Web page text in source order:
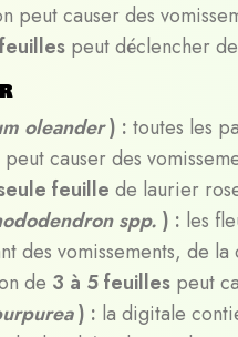
peut causer des
peut déclencher
oleander) : toutes les
peut causer des
feuille de laurier
spp. ) : les
des vomissements, de
de 3 à 5 feuilles peut
) : la digitale